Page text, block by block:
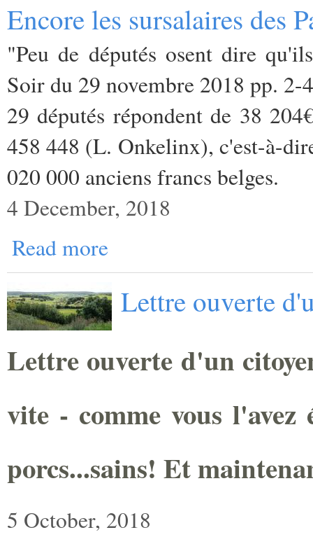
Encore les sursalaires des
"Peu de députés osent dire
Soir du 29 novembre 2018 pp. 2-4
29 députés répondent de 38
458 448 (L. Onkelinx), c'est-à-
020 000 anciens francs belges.
4 December, 2018
Read more
Lettre ouverte
Lettre ouverte d'un
vite - comme vous
porcs...sains! Et
5 October, 2018